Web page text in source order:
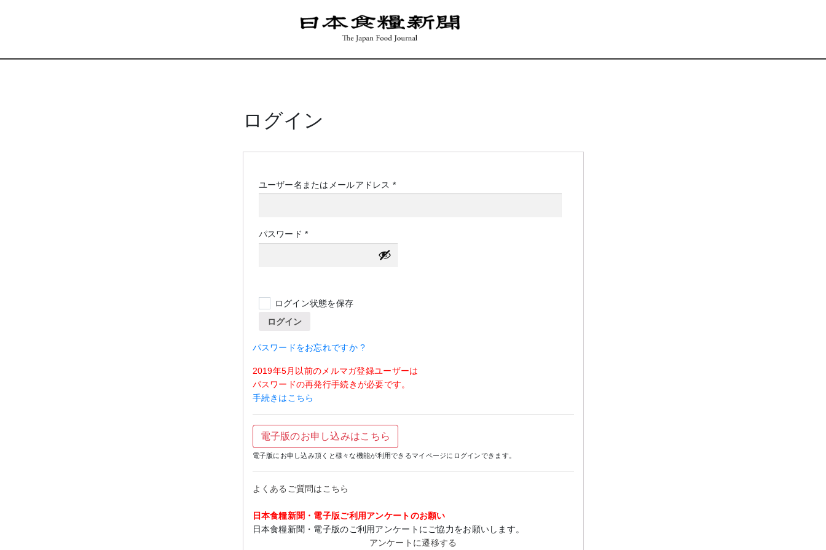
ログイン
ユーザー名またはメールアドレス *必
パスワード*必
須
ログイン状態を保存
ログイン
パスワードをお忘れですか ?
2019年5月以前のメルマガ登録ユーザーは
パスワードの再発行手続きが必要です。
手続きはこちら
電子版のお申し込みはこちら
電子版にお申し込み頂くと様々な機能が利用できるマイページにログインできます。
よくあるご質問はこちら
日本食糧新聞・電子版ご利用アンケートのお願い
日本食糧新聞・電子版のご利用アンケートにご協力をお願いします。
アンケートに遷移する